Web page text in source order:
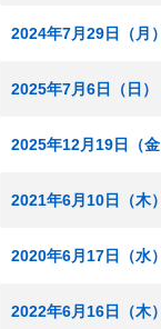
2024年7月29日（月
2025年7月6日（日
2025年12月19日（
2021年6月10日（木
2020年6月17日（水
2022年6月16日（木